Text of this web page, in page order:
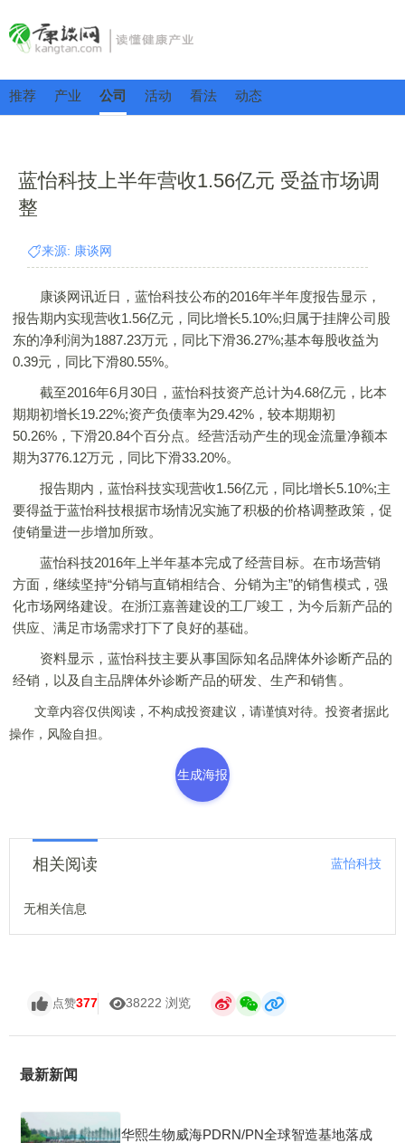
推荐 产业 公司 活动 看法 动态
蓝怡科技上半年营收1.56亿元 受益市场调
整
来源: 康谈网
康谈网讯近日，蓝怡科技公布的2016年半年度报告显示，
报告期内实现营收1.56亿元，同比增长5.10%;归属于挂牌公司股
东的净利润为1887.23万元，同比下滑36.27%;基本每股收益为
0.39元，同比下滑80.55%。
截至2016年6月30日，蓝怡科技资产总计为4.68亿元，比本
期期初增长19.22%;资产负债率为29.42%，较本期期初
50.26%，下滑20.84个百分点。经营活动产生的现金流量净额本
期为3776.12万元，同比下滑33.20%。
报告期内，蓝怡科技实现营收1.56亿元，同比增长5.10%;主
要得益于蓝怡科技根据市场情况实施了积极的价格调整政策，促
使销量进一步增加所致。
蓝怡科技2016年上半年基本完成了经营目标。在市场营销
方面，继续坚持“分销与直销相结合、分销为主”的销售模式，强
化市场网络建设。在浙江嘉善建设的工厂竣工，为今后新产品的
供应、满足市场需求打下了良好的基础。
资料显示，蓝怡科技主要从事国际知名品牌体外诊断产品的
经销，以及自主品牌体外诊断产品的研发、生产和销售。
文章内容仅供阅读，不构成投资建议，请谨慎对待。投资者据此
操作，风险自担。
生成海报
相关阅读 蓝怡科技
无相关信息
点赞377 38222 浏览
最新新闻
华熙生物威海PDRN/PN全球智造基地落成